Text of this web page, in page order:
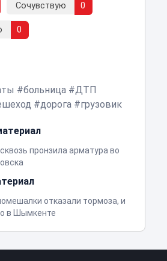
Сочувствую 0
0
больница
ДТП
дорога грузовик
пронзила арматура во
отказали тормоза, и
в Шымкенте